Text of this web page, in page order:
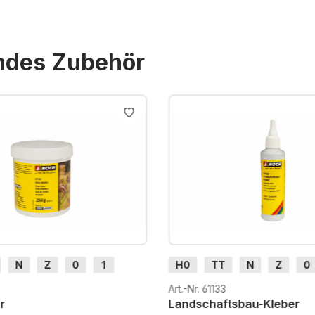
Zubehör
N Z 0
1
H0 TT N Z 0
G
H0m
Art.-Nr. 61133
Landschaftsbau-Kleber